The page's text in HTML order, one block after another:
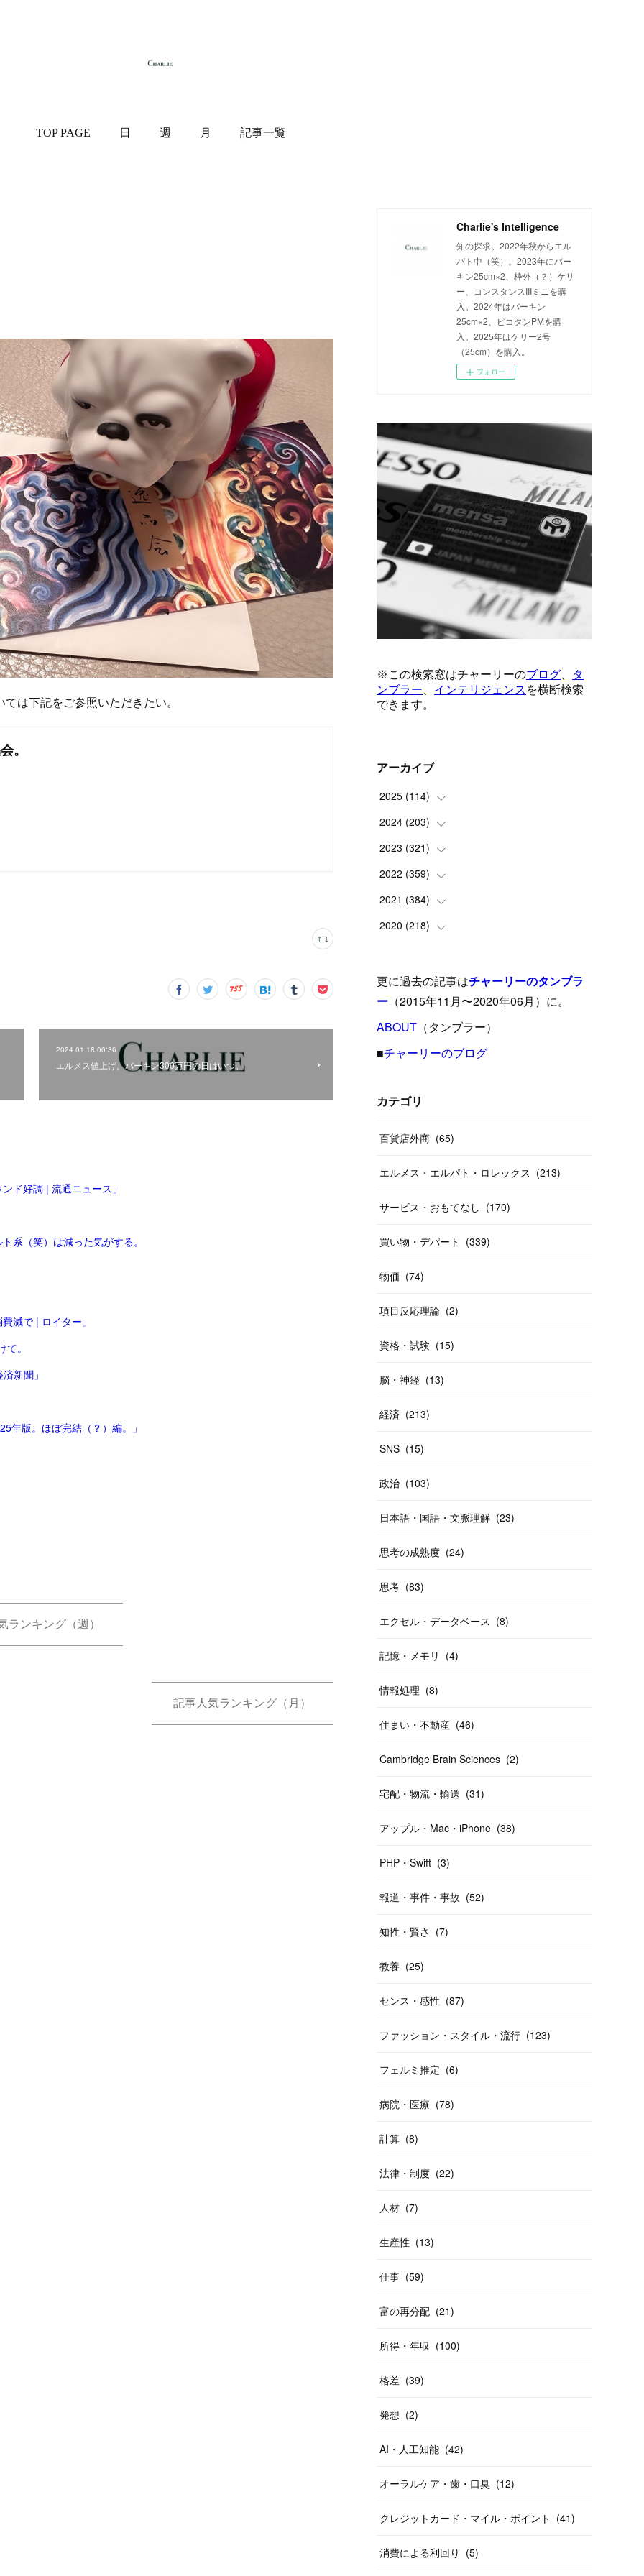
TOP PAGE 日 週 月 記事一覧
は下記をご参照いただきたい。
。
2024.01.18 00:36
エルメス値上げ。バーキン300万円の日はいつ。
ド好調 | 流通ニュース」
系（笑）は減った気がする。
減で | ロイター」
。
新聞」
版。ほぼ完結（？）編。」
ランキング（週）
記事人気ランキング（月）
Charlie's Intelligence
知の探求。2022年秋からエル
パト中（笑）。2023年にバー
キン25cm×2、枠外（？）ケリ
ー、コンスタンスIIIミニを購
入。2024年はバーキン
25cm×2、ピコタンPMを購
入。2025年はケリー2号
（25cm）を購入。
フォロー
アーカイブ
2025 (114)
(1)
(8)
(6)
(9)
(5 )
15
(24)
(8 )
17
2024 (203)
(24)
(10)
(18)
(17)
16
(12)
(19 )
(13
( 12
2023 (321)
(25)
(17)
(35)
33 )
(26)
(27 )
(29
(26
2022 (359)
(42)
(37)
(31)
(31)
(31 )
(26
(14
(20
2021 (384)
(9)
(39)
(23)
(40 )
(55
(20
(10
(40
2020 (218)
(24)
(42)
(24 )
(33
(20
更に過去の記事はチャーリーのタンブラ
ー （2015年11月〜2020年06月）に。
ABOUT （タンブラー）
■チャーリーのブログ
カテゴリ
百貨店外商 (65)
エルメス・エルパト・ロレックス (213)
サービス・おもてなし (170)
買い物・デパート (339)
物価 (74)
項目反応理論 (2)
資格・試験 (15)
脳・神経 (13)
経済 (213)
SNS (15)
政治 (103)
日本語・国語・文脈理解 (23)
思考の成熟度 (24)
思考 (83)
エクセル・データベース (8)
記憶・メモリ (4)
情報処理 (8)
住まい・不動産 (46)
Cambridge Brain Sciences (2)
宅配・物流・輸送 (31)
アップル・Mac・iPhone (38)
PHP・Swift (3)
報道・事件・事故 (52)
知性・賢さ (7)
教養 (25)
センス・感性 (87)
ファッション・スタイル・流行 (123)
フェルミ推定 (6)
病院・医療 (78)
計算 (8)
法律・制度 (22)
人材 (7)
生産性 (13)
仕事 (59)
富の再分配 (21)
所得・年収 (100)
格差 (39)
発想 (2)
AI・人工知能 (42)
オーラルケア・歯・口臭 (12)
クレジットカード・マイル・ポイント (41)
消費による利回り (5)